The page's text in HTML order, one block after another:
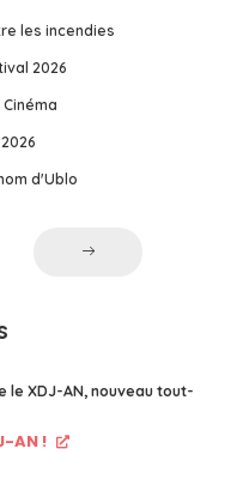
les incendies
2026
d'Ublo
le XDJ-AN, nouveau tout-
AN !